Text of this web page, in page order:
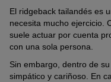
El ridgeback tailandés es
necesita mucho ejercicio.
suele actuar por cuenta
con una sola persona.
Sin embargo, dentro de
simpático y cariñoso. En